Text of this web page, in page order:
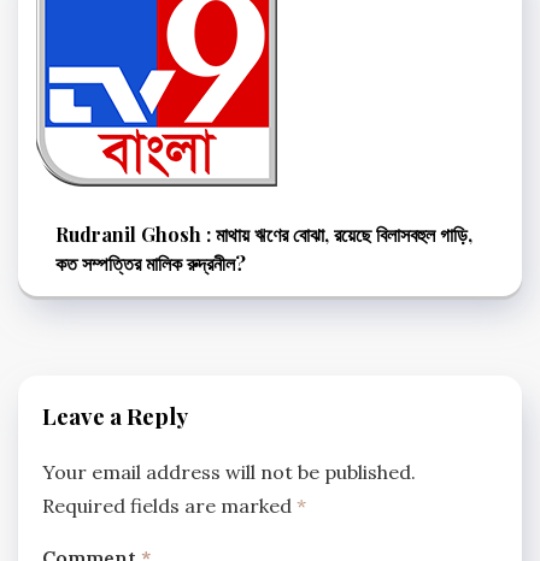
Rudranil Ghosh : মাথায় ঋণের বোঝা, রয়েছে বিলাসবহুল গাড়ি,
কত সম্পত্তির মালিক রুদ্রনীল?
Leave a Reply
Your email address will not be published.
Required fields are marked *